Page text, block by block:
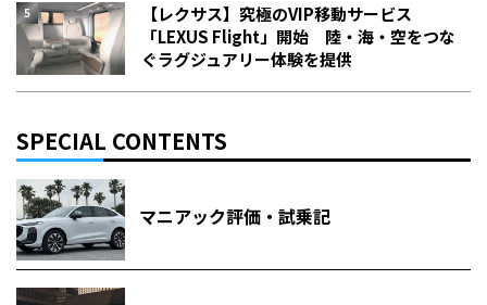
【レクサス】究極のVIP移動サービス
「LEXUS Flight」開始 陸・海・空をつな
ぐラグジュアリー体験を提供
SPECIAL CONTENTS
マニアック評価・試乗記